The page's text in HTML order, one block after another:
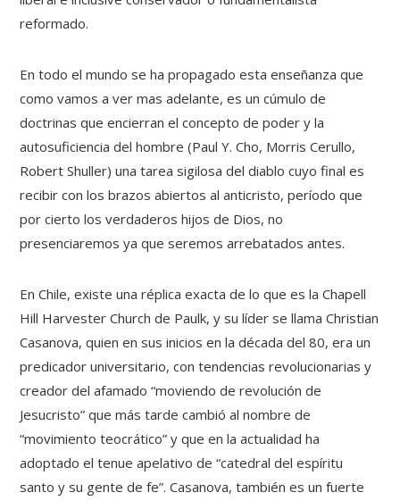
reformado.
En todo el mundo se ha propagado esta enseñanza que
como vamos a ver mas adelante, es un cúmulo de
doctrinas que encierran el concepto de poder y la
autosuficiencia del hombre (Paul Y. Cho, Morris Cerullo,
Robert Shuller) una tarea sigilosa del diablo cuyo final es
recibir con los brazos abiertos al anticristo, período que
por cierto los verdaderos hijos de Dios, no
presenciaremos ya que seremos arrebatados antes.
En Chile, existe una réplica exacta de lo que es la Chapell
Hill Harvester Church de Paulk, y su líder se llama Christian
Casanova, quien en sus inicios en la década del 80, era un
predicador universitario, con tendencias revolucionarias y
creador del afamado “moviendo de revolución de
Jesucristo” que más tarde cambió al nombre de
“movimiento teocrático” y que en la actualidad ha
adoptado el tenue apelativo de “catedral del espíritu
santo y su gente de fe”. Casanova, también es un fuerte